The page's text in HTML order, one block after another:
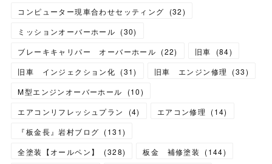
コンピューター現車合わせセッティング
(32)
ミッションオーバーホール (30)
ブレーキキャリパー オーバーホール (22) 旧車 (84)
旧車 インジェクション化 (31) 旧車 エンジン修理 (33)
M型エンジンオーバーホール
(10)
エアコンリフレッシュプラン
(4) エアコン修理 (14)
『板金長』岩村ブログ (131)
全塗装【オールペン】
(328) 板金 補修塗装 (144)